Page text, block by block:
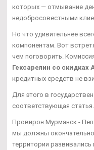
которых — отмывание
недобросовестными
Но что удивительнее
компонентам. Вот
чем поговорить.
Гексарелин со скидках
кредитных средств не
Для этого в
соответствующая статья.
Провирон Мурманск -
мы должны
территории